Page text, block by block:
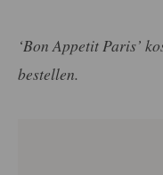
‘Bon Appetit Paris’
bestellen.